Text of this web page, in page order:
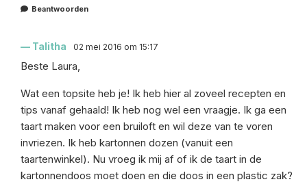
Beantwoorden
Talitha 02 mei 2016 om 15:17
Beste Laura,
Wat een topsite heb je! Ik heb hier al zoveel recepten en
tips vanaf gehaald! Ik heb nog wel een vraagje. Ik ga een
taart maken voor een bruiloft en wil deze van te voren
invriezen. Ik heb kartonnen dozen (vanuit een
taartenwinkel). Nu vroeg ik mij af of ik de taart in de
kartonnendoos moet doen en die doos in een plastic zak?